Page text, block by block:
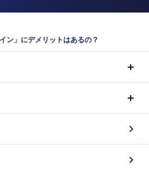
ン」にデメリットはあるの？